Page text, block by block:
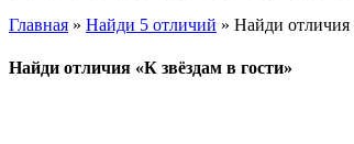
Главная » Найди 5 отличий » Найди отличия
Найди отличия «К звёздам в гости»